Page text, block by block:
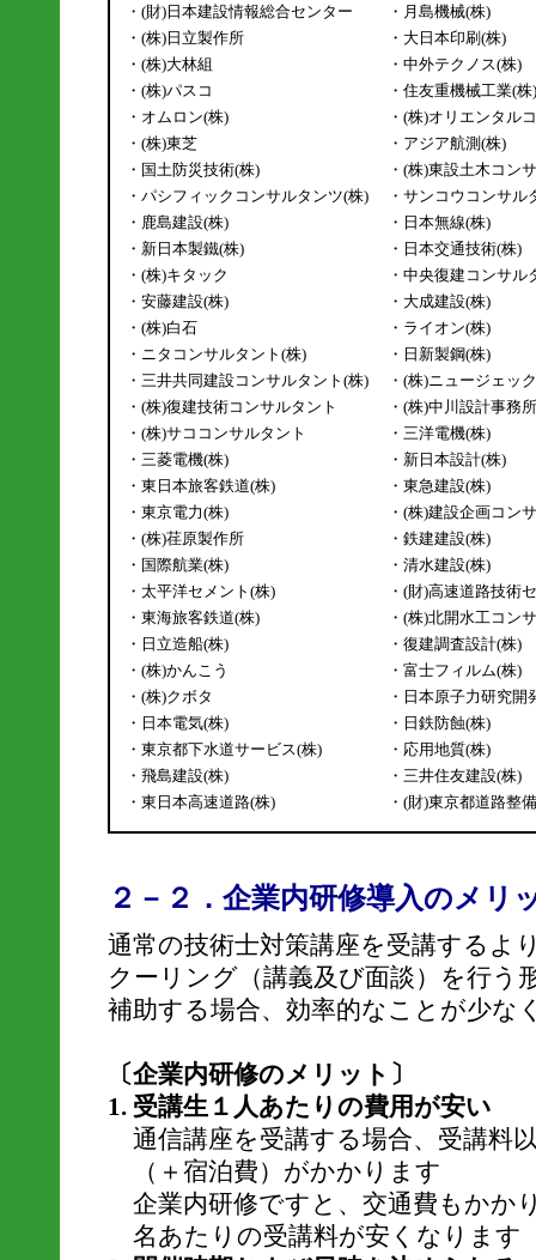
・(財)日本建設情報総合センター
・(株)日立製作所
・(株)大林組
・(株)パスコ
・オムロン(株)
・(株)東芝
・国土防災技術(株)
・パシフィックコンサルタンツ(株)
・鹿島建設(株)
・新日本製鐵(株)
・(株)キタック
・安藤建設(株)
・(株)白石
・ニタコンサルタント(株)
・三井共同建設コンサルタント(株)
・(株)復建技術コンサルタント
・(株)サココンサルタント
・三菱電機(株)
・東日本旅客鉄道(株)
・東京電力(株)
・(株)荏原製作所
・国際航業(株)
・太平洋セメント(株)
・東海旅客鉄道(株)
・日立造船(株)
・(株)かんこう
・(株)クボタ
・日本電気(株)
・東京都下水道サービス(株)
・飛島建設(株)
・東日本高速道路(株)
・月島機械(株)
・大日本印刷(株)
・中外テクノス(株)
・住友重機械工業(株)
・(株)オリエンタル
・アジア航測(株)
・(株)東設土木コン
・サンコウコンサル
・日本無線(株)
・日本交通技術(株)
・中央復建コンサル
・大成建設(株)
・ライオン(株)
・日新製鋼(株)
・(株)ニュージェック
・(株)中川設計事務所
・三洋電機(株)
・新日本設計(株)
・東急建設(株)
・(株)建設企画コン
・鉄建建設(株)
・清水建設(株)
・(財)高速道路技術
・(株)北開水工コン
・復建調査設計(株)
・富士フィルム(株)
・日本原子力研究開
・日鉄防蝕(株)
・応用地質(株)
・三井住友建設(株)
・(財)東京都道路整
２－２．企業内研修導入のメリ
通常の技術士対策講座を受講するよ
クーリング（講義及び面談）を行う
補助する場合、効率的なことが少な
〔企業内研修のメリット〕
受講生１人あたりの費用が安い
通信講座を受講する場合、受講料
（＋宿泊費）がかかります
企業内研修ですと、交通費もかか
名あたりの受講料が安くなります